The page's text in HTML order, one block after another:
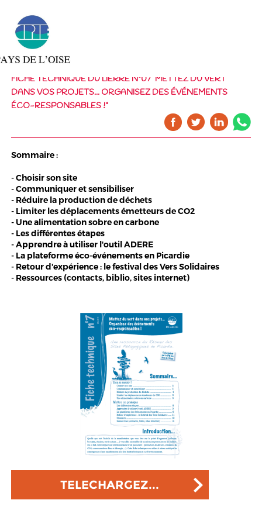
FICHE TECHNIQUE DU LIERRE N°07 "METTEZ DU VERT
DANS VOS PROJETS... ORGANISEZ DES ÉVÉNEMENTS
ÉCO-RESPONSABLES !"
Sommaire :
- Choisir son site
- Communiquer et sensibiliser
- Réduire la production de déchets
- Limiter les déplacements émetteurs de CO2
- Une alimentation sobre en carbone
- Les différentes étapes
- Apprendre à utiliser l'outil ADERE
- La plateforme éco-événements en Picardie
- Retour d'expérience : le festival des Vers Solidaires
- Ressources (contacts, biblio, sites internet)
TELECHARGEZ...